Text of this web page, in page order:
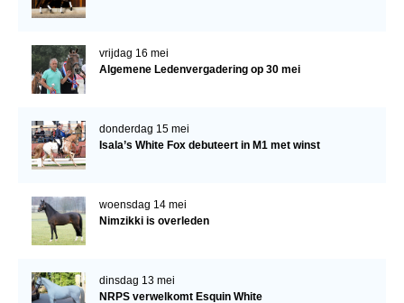
vrijdag 16 mei
Algemene Ledenvergadering op 30 mei
donderdag 15 mei
Isala’s White Fox debuteert in M1 met winst
woensdag 14 mei
Nimzikki is overleden
dinsdag 13 mei
NRPS verwelkomt Esquin White